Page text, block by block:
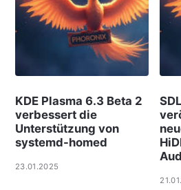
KDE Plasma 6.3 Beta 2
verbessert die
Unterstützung von
systemd-homed
23.01.2025